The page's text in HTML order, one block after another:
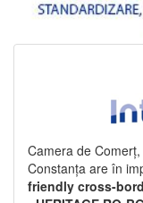
Camera de
Constanța are în
friendly cross-